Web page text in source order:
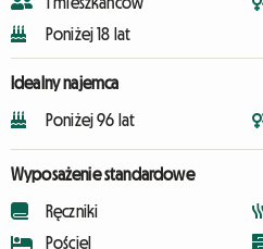
Poniżej 18 lat
Idealny najemca
Poniżej 96 lat
Wyposażenie standardowe
Ręczniki
Pościel